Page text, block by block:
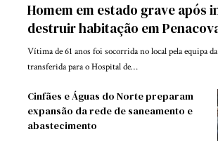
Homem em estado grave após
destruir habitação em
Vítima de 61 anos foi socorrida no local pela equipa
transferida para o Hospital de…
Cinfães e Águas do Norte preparam
expansão da rede de saneamento e
abastecimento